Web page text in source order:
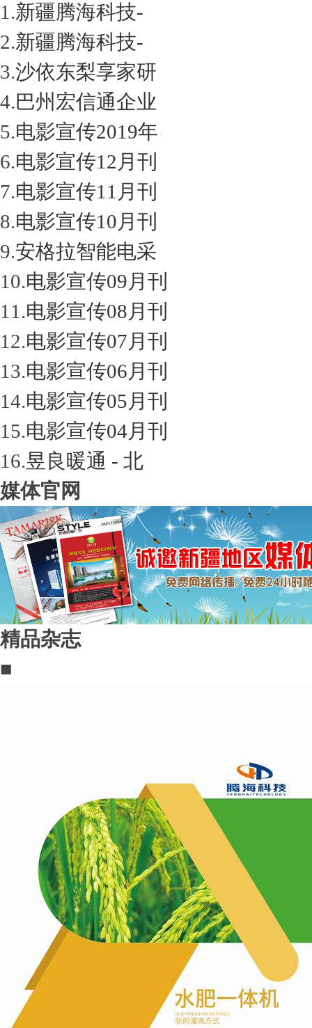
1.新疆腾海科技-
2.新疆腾海科技-
3.沙依东梨享家研
4.巴州宏信通企业
5.电影宣传2019年
6.电影宣传12月刊
7.电影宣传11月刊
8.电影宣传10月刊
9.安格拉智能电采
10.电影宣传09月刊
11.电影宣传08月刊
12.电影宣传07月刊
13.电影宣传06月刊
14.电影宣传05月刊
15.电影宣传04月刊
16.昱良暖通 - 北
媒体官网
精品杂志
■